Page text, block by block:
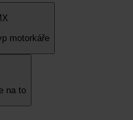
motorkáře
na to